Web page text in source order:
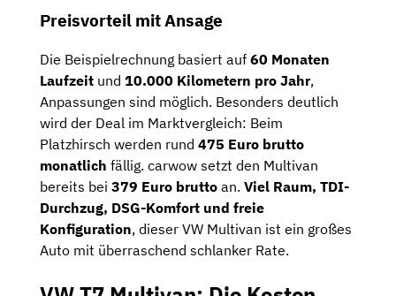
Preisvorteil mit Ansage
Die Beispielrechnung basiert auf 60 Monaten
Laufzeit und 10.000 Kilometern pro Jahr,
Anpassungen sind möglich. Besonders deutlich
wird der Deal im Marktvergleich: Beim
Platzhirsch werden rund 475 Euro brutto
monatlich fällig. carwow setzt den Multivan
bereits bei 379 Euro brutto an. Viel Raum, TDI-
Durchzug, DSG-Komfort und freie
Konfiguration, dieser VW Multivan ist ein großes
Auto mit überraschend schlanker Rate.